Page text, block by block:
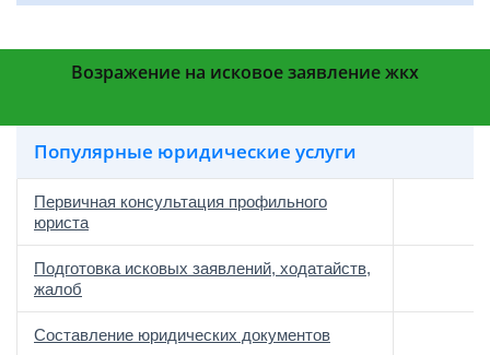
Возражение на исковое заявление жкх
Популярные юридические услуги
Первичная консультация профильного
юриста
Подготовка исковых заявлений, ходатайств,
жалоб
Составление юридических документов